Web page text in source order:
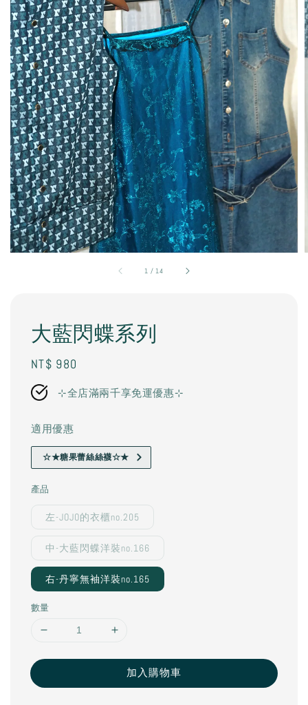
1 / 14
大藍閃蝶系列
Regular
price
NT$ 980
⊹全店滿兩千享免運優惠⊹
適用優惠
☆★糖果蕾絲絲襪☆★
產品
左-JOJO的衣櫃no.205
中-大藍閃蝶洋裝no.166
右-丹寧無袖洋裝no.165
數量
加入購物車